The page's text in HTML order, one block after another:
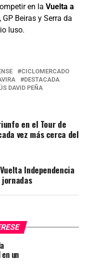
en la Vuelta a
Beiras y Serra da
luso.
CICLOMERCADO
DESTACADA
DAVID PEÑA
en el Tour de
vez más cerca del
Independencia
un